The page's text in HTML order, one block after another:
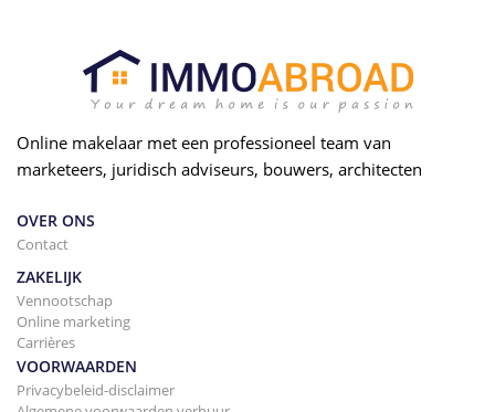
Online makelaar met een professioneel team van
marketeers, juridisch adviseurs, bouwers, architecten
OVER ONS
Contact
ZAKELIJK
Vennootschap
Online marketing
Carrières
VOORWAARDEN
Privacybeleid-disclaimer